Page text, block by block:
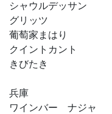
シャウルデッサン
グリッツ
葡萄家まはり
クイントカント
きびたき
兵庫
ワインバー ナジャ